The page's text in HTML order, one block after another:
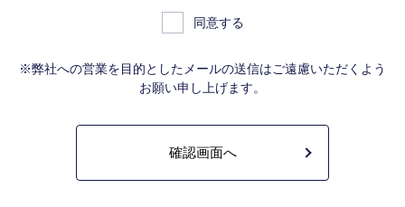
物件情報を、取引の相手方探索のため指定流通機構の物件検索システム（レイ
ンズ）に登録する場合があります。なお契約後、指定流通機構（宅地建物取引
報は、成約した物件の、物件概要、契約年月日、成約価格などの情報で、氏名
は含みません。）を提供します。指定流通機構は、物件情報及び成約情報を指
定流通機構の会員たる宅地建物取引業者や公的な団体に電子データや紙媒体で
不動産の売買契約又は賃貸契約の相手方を探索すること、及び売買、賃貸借、
同意する
※弊社への営業を目的としたメールの送信はご遠慮いただくよう
お願い申し上げます。